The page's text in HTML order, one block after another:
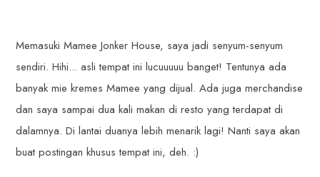
Memasuki Mamee Jonker House, saya jadi senyum-senyum
sendiri. Hihi... asli tempat ini lucuuuuu banget! Tentunya ada
banyak mie kremes Mamee yang dijual. Ada juga merchandise
dan saya sampai dua kali makan di resto yang terdapat di
dalamnya. Di lantai duanya lebih menarik lagi! Nanti saya akan
buat postingan khusus tempat ini, deh. :)